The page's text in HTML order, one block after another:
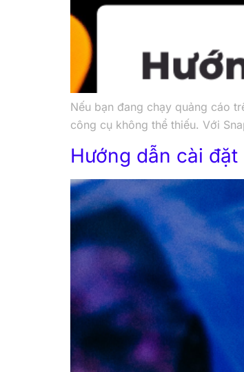
Nếu bạn đang chạy quảng cáo
công cụ không thể thiếu. Với
Hướng dẫn cài